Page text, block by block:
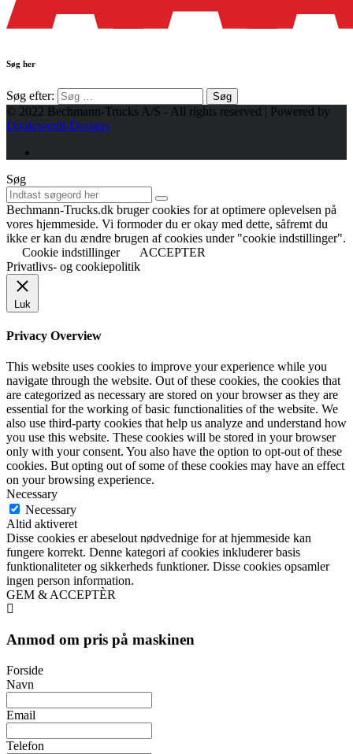
Søg her
Søg efter:
© 2022 Bechmann-Trucks A/S - All rights reserved | Powered by
Doolewerdt-Designs
Søg
Bechmann-Trucks.dk bruger cookies for at optimere oplevelsen på
vores hjemmeside. Vi formoder du er okay med dette, såfremt du
ikke er kan du ændre brugen af cookies under "cookie indstillinger".
Cookie indstillinger
ACCEPTER
Privatlivs- og cookiepolitik
Luk
Privacy Overview
This website uses cookies to improve your experience while you
navigate through the website. Out of these cookies, the cookies that
are categorized as necessary are stored on your browser as they are
essential for the working of basic functionalities of the website. We
also use third-party cookies that help us analyze and understand how
you use this website. These cookies will be stored in your browser
only with your consent. You also have the option to opt-out of these
cookies. But opting out of some of these cookies may have an effect
on your browsing experience.
Necessary
Necessary
Altid aktiveret
Disse cookies er abeselout nødvednige for at hjemmeside kan
fungere korrekt. Denne kategori af cookies inkluderer basis
funktionaliteter og sikkerheds funktioner. Disse cookies opsamler
ingen person information.
GEM & ACCEPTÈR
Anmod om pris på maskinen
Forside
Navn
Email
Telefon